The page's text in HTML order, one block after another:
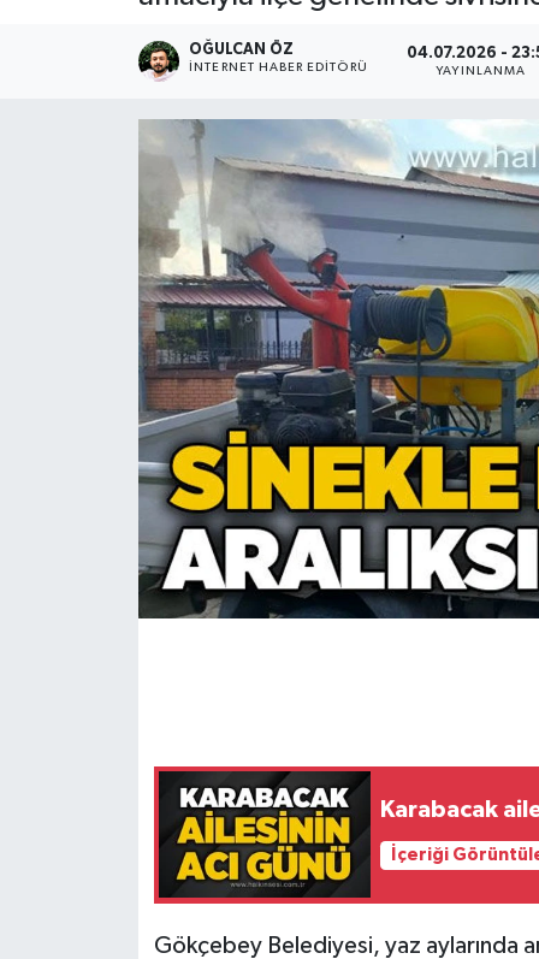
OĞULCAN ÖZ
İNTERNET HABER EDITÖRÜ
04.07.2026 -
YAYINLANMA
Karabacak
İçeriği
Gökçebey Belediyesi, yaz aylarında
BİLİM VE TEKNOLOJİ
Ekonomi
Gökçebey
Kültür - Sanat
MAGAZİN